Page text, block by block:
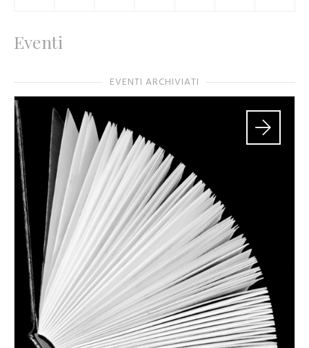
Eventi
EVENTI ARCHIVIATI